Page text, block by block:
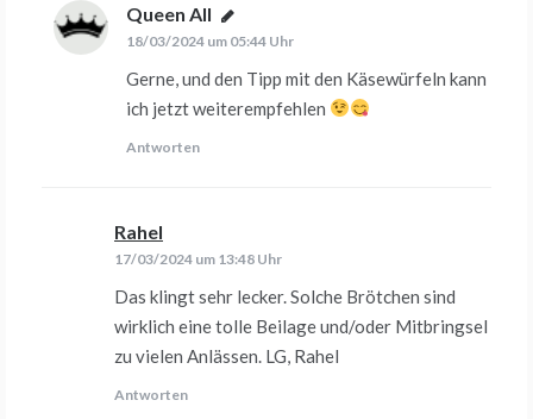
Queen All sagt:
18/03/2024 um 05:44 Uhr
Gerne, und den Tipp mit den Käsewürfeln kann
ich jetzt weiterempfehlen
Antworten
Rahel
17/03/2024 um 13:48 Uhr
Das klingt sehr lecker. Solche Brötchen sind
wirklich eine tolle Beilage und/oder Mitbringsel
zu vielen Anlässen. LG, Rahel
Antworten